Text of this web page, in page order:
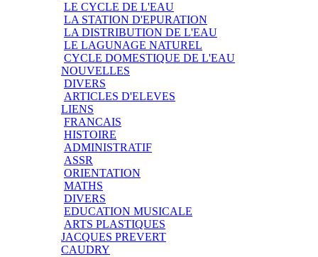
LE CYCLE DE L'EAU
LA STATION D'EPURATION
LA DISTRIBUTION DE L'EAU
LE LAGUNAGE NATUREL
CYCLE DOMESTIQUE DE L'EAU
NOUVELLES
DIVERS
ARTICLES D'ELEVES
LIENS
FRANCAIS
HISTOIRE
ADMINISTRATIF
ASSR
ORIENTATION
MATHS
DIVERS
EDUCATION MUSICALE
ARTS PLASTIQUES
JACQUES PREVERT
CAUDRY